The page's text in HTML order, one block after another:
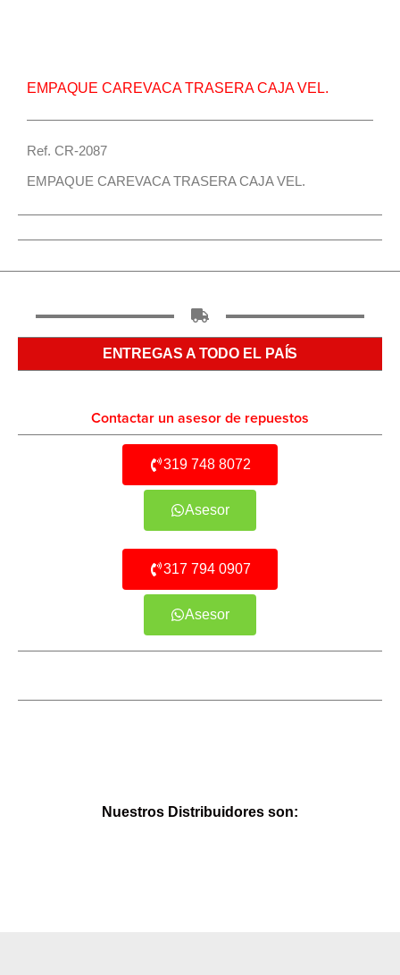
EMPAQUE CAREVACA TRASERA CAJA VEL.
Ref. CR-2087
EMPAQUE CAREVACA TRASERA CAJA VEL.
ENTREGAS A TODO EL PAÍS
Contactar un asesor de repuestos
319 748 8072
Asesor
317 794 0907
Asesor
Nuestros Distribuidores son: